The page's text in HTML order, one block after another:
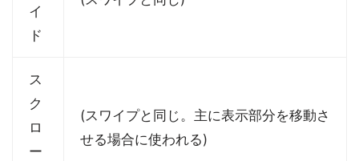
イ
ド
ス
ク
ロ
ー
(スワイプと同じ。主に表示部分を移動さ
せる場合に使われる)